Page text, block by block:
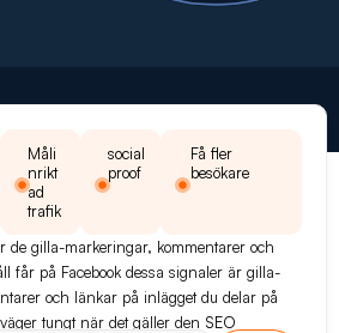
Måli
nrikt
ad
trafik
social
proof
Få fler
besökare
de gilla-markeringar, kommentarer och
får på Facebook dessa signaler är gilla-
och länkar på inlägget du delar på
tungt när det gäller den SEO